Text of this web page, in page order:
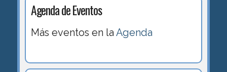
Agenda de Eventos
Más eventos en la Agenda